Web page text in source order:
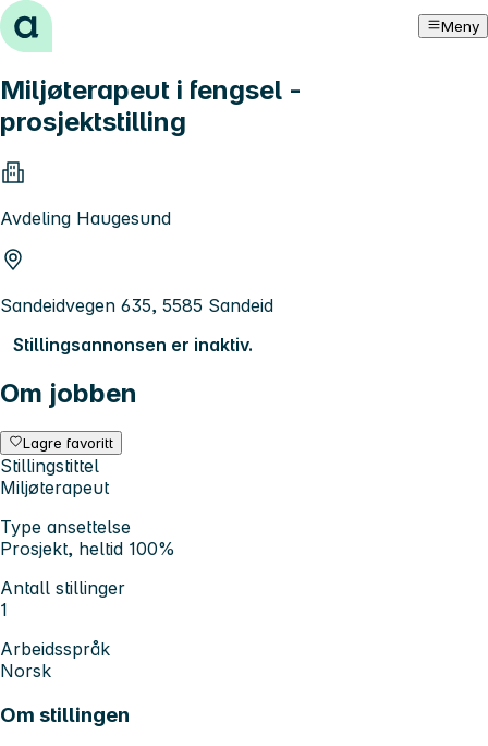
Hopp til innhold Meny
Miljøterapeut i fengsel -
prosjektstilling
Avdeling Haugesund
Sandeidvegen 635, 5585 Sandeid
Stillingsannonsen er inaktiv.
Om jobben
Lagre favoritt
Stillingstittel
Miljøterapeut
Type ansettelse
Prosjekt, heltid 100%
Antall stillinger
1
Arbeidsspråk
Norsk
Om stillingen